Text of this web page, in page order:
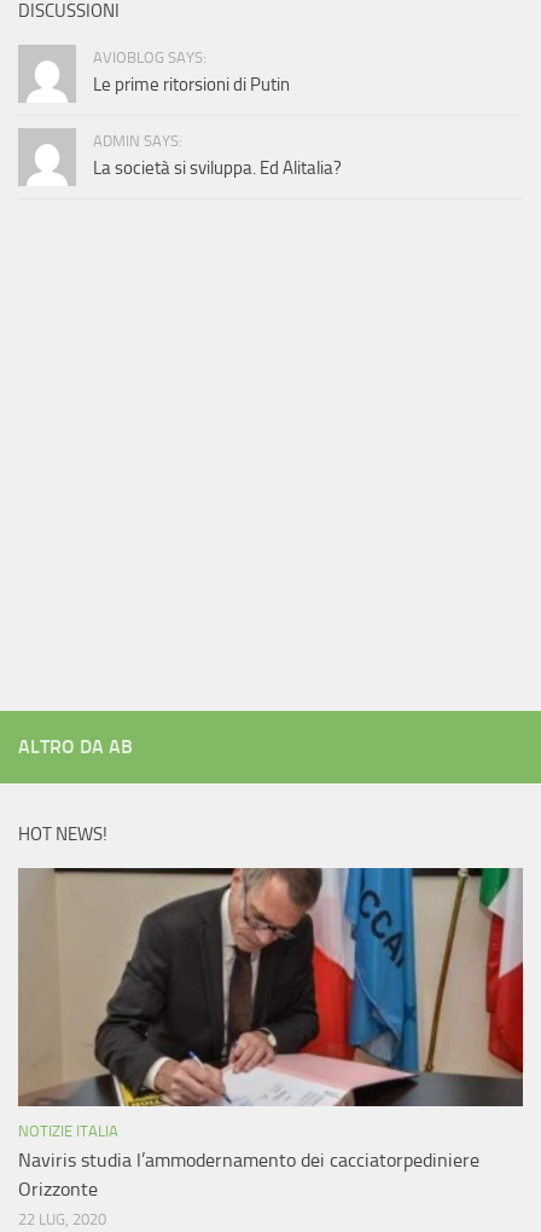
DISCUSSIONI
AVIOBLOG SAYS:
Le prime ritorsioni di Putin
ADMIN SAYS:
La società si sviluppa. Ed Alitalia?
ALTRO DA AB
HOT NEWS!
NOTIZIE ITALIA
Naviris studia l’ammodernamento dei cacciatorpediniere
Orizzonte
22 LUG, 2020